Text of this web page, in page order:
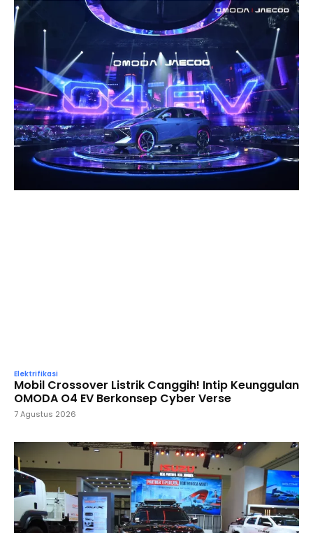
Elektrifikasi
Mobil Crossover Listrik Canggih! Intip Keunggulan
OMODA O4 EV Berkonsep Cyber Verse
7 Agustus 2026